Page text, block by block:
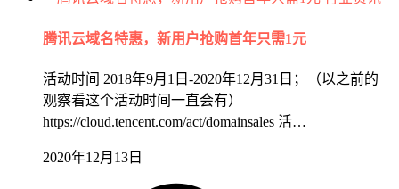
腾讯云域名特惠，新用户抢购首年只需1元
活动时间 2018年9月1日-2020年12月31日；（以之前的
观察看这个活动时间一直会有）
https://cloud.tencent.com/act/domainsales 活…
2020年12月13日